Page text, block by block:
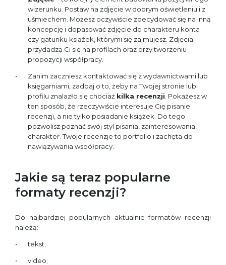
wizerunku. Postaw na zdjęcie w dobrym oświetleniu i z
uśmiechem. Możesz oczywiście zdecydować się na inną
koncepcję i dopasować zdjęcie do charakteru konta
czy gatunku książek, którymi się zajmujesz. Zdjęcia
przydadzą Ci się na profilach oraz przy tworzeniu
propozycji współpracy.
Zanim zaczniesz kontaktować się z wydawnictwami lub
księgarniami, zadbaj o to, żeby na Twojej stronie lub
profilu znalazło się chociaż kilka recenzji . Pokażesz w
ten sposób, że rzeczywiście interesuje Cię pisanie
recenzji, a nie tylko posiadanie książek. Do tego
pozwolisz poznać swój styl pisania, zainteresowania,
charakter. Twoje recenzje to portfolio i zachęta do
nawiązywania współpracy.
Jakie są teraz popularne
formaty recenzji?
Do najbardziej popularnych aktualnie formatów recenzji
należą:
tekst;
video;